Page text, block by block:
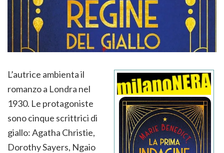
L’autrice ambienta il
romanzo a Londra nel
1930. Le protagoniste
sono cinque scrittrici di
giallo: Agatha Christie,
Dorothy Sayers, Ngaio